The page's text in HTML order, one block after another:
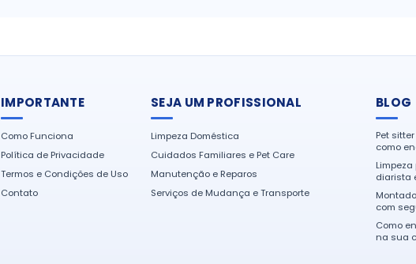
IMPORTANTE
Como Funciona
Política de Privacidade
Termos e Condições de Uso
Contato
SEJA UM PROFISSIONAL
Limpeza Doméstica
Cuidados Familiares e Pet Care
Manutenção e Reparos
Serviços de Mudança e Transporte
BLOG
Pet
como
diarista
com
Como
na sua